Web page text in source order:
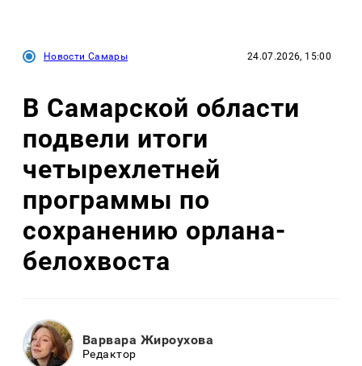
Новости Самары 24.07.2026, 15:00
В Самарской области
подвели итоги
четырехлетней
программы по
сохранению орлана-
белохвоста
Варвара Жироухова
Редактор